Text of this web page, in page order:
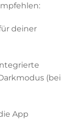
deiner
(bei
App